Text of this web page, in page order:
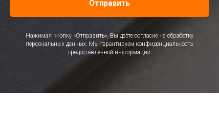
Отправить
Нажимая кнопку «Отправить», Вы даёте согласие на обработку
персональных данных. Мы гарантируем конфиденциальность
предоставленной информации.